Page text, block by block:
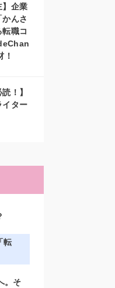
】企業
んさ
職コ
！
！】
イター
転
。そ